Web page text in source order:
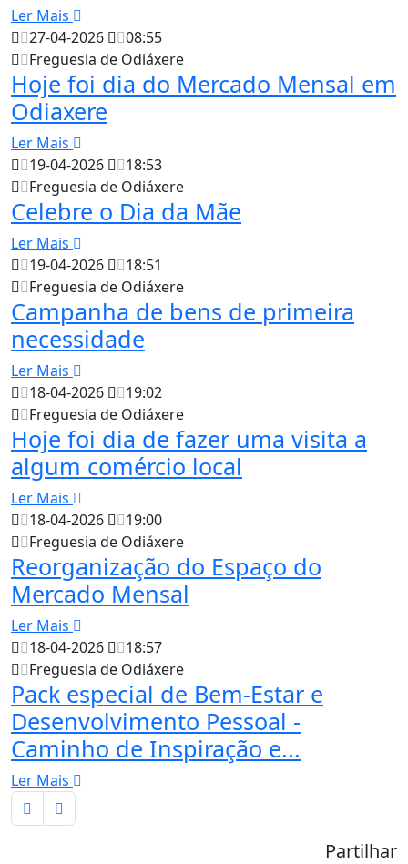
Ler Mais
27-04-2026
08:55
Freguesia de Odiáxere
Hoje foi dia do Mercado Mensal em
Odiaxere
Ler Mais
19-04-2026
18:53
Freguesia de Odiáxere
Celebre o Dia da Mãe
Ler Mais
19-04-2026
18:51
Freguesia de Odiáxere
Campanha de bens de primeira
necessidade
Ler Mais
18-04-2026
19:02
Freguesia de Odiáxere
Hoje foi dia de fazer uma visita a
algum comércio local
Ler Mais
18-04-2026
19:00
Freguesia de Odiáxere
Reorganização do Espaço do
Mercado Mensal
Ler Mais
18-04-2026
18:57
Freguesia de Odiáxere
Pack especial de Bem-Estar e
Desenvolvimento Pessoal -
Caminho de Inspiração e...
Ler Mais
Partilhar